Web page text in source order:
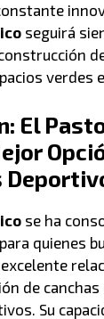
seguirá
verdes
El
se ha
quienes
de
Su